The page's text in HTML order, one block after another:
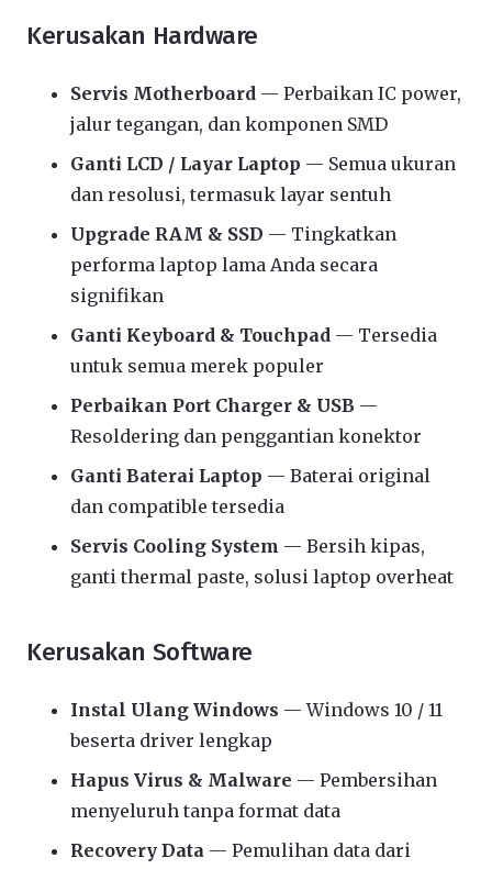
Kerusakan Hardware
Servis Motherboard — Perbaikan IC power,
jalur tegangan, dan komponen SMD
Ganti LCD / Layar Laptop — Semua ukuran
dan resolusi, termasuk layar sentuh
Upgrade RAM & SSD — Tingkatkan
performa laptop lama Anda secara
signifikan
Ganti Keyboard & Touchpad — Tersedia
untuk semua merek populer
Perbaikan Port Charger & USB —
Resoldering dan penggantian konektor
Ganti Baterai Laptop — Baterai original
dan compatible tersedia
Servis Cooling System — Bersih kipas,
ganti thermal paste, solusi laptop overheat
Kerusakan Software
Instal Ulang Windows — Windows 10 / 11
beserta driver lengkap
Hapus Virus & Malware — Pembersihan
menyeluruh tanpa format data
Recovery Data — Pemulihan data dari